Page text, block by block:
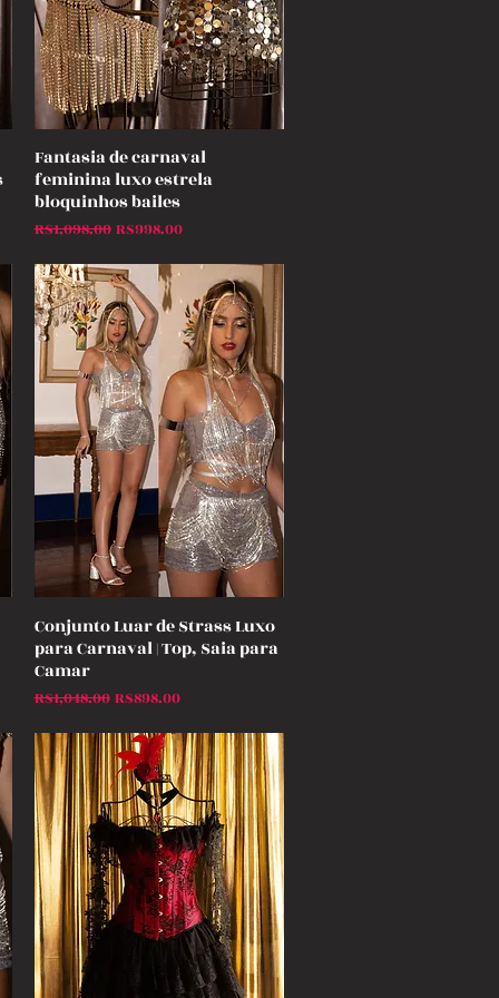
Quick View
Fantasia de carnaval
feminina luxo estrela
bloquinhos bailes
Regular Price
R$1,098.00 Sale Price
R$998.00
Quick View
Conjunto Luar de Strass Luxo
para Carnaval | Top, Saia para
Camar
Regular Price
R$1,048.00 Sale Price
R$898.00